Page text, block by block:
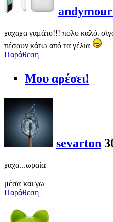
χαχαχα γαμάτο!!! πολυ καλό.
πέσουν κάτω από τα γέλια
Παράθεση
Μου αρέσει!
sevarton
χαχα...ωραία
μέσα και γω
Παράθεση